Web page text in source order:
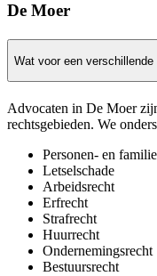
De Moer
Wat voor een
Advocaten in De Moer
rechtsgebieden. We
Personen- en
Letselschade
Arbeidsrecht
Erfrecht
Strafrecht
Huurrecht
Ondernemingsrecht
Bestuursrecht